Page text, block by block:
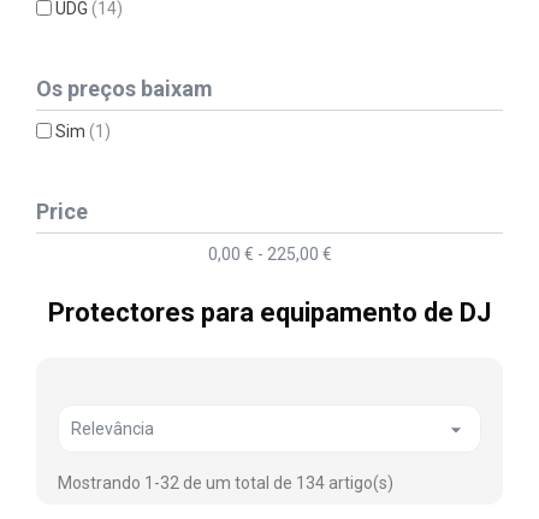
UDG(14)
Os preços baixam
Sim(1)
Price
0,00 € - 225,00 €
Protectores para equipamento de DJ
Relevância 
Mostrando 1-32 de um total de 134 artigo(s)